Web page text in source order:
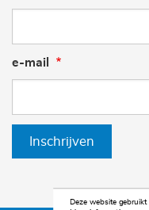
e-mail
Inschrijven
Deze website